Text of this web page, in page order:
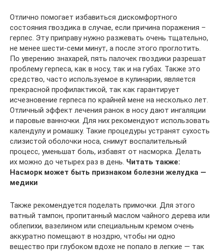
Отлично помогает избавиться дискомфортного
состояния гвоздика в случае, если причина поражения –
герпес. Эту приправу нужно разжевать очень тщательно,
не менее шести-семи минут, а после этого проглотить.
По уверению знахарей, пять палочек гвоздики разрешат
проблему герпеса, как в носу, так и на губах. Также это
средство, часто используемое в кулинарии, является
прекрасной профилактикой, так как гарантирует
исчезновение герпеса по крайней мене на несколько лет.
Отличный эффект лечения ранок в носу дают ингаляции
и паровые ванночки. Для них рекомендуют использовать
календулу и ромашку. Такие процедуры устранят сухость
слизистой оболочки носа, снимут воспалительный
процесс, уменьшат боль, избавят от насморка. Делать
их можно до четырех раз в день. Читать также:
Насморк может быть признаком болезни желудка —
медики
Также рекомендуется поделать примочки. Для этого
ватный тампон, пропитанный маслом чайного дерева или
облепихи, вазелином или специальным кремом очень
аккуратно помещают в ноздрю, чтобы ни одно
вещество при глубоком вдохе не попало в легкие — так